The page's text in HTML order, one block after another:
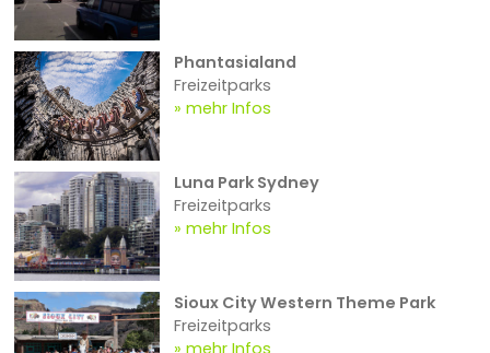
Phantasialand
Freizeitparks
mehr Infos
Luna Park Sydney
Freizeitparks
mehr Infos
Sioux City Western Theme Park
Freizeitparks
mehr Infos